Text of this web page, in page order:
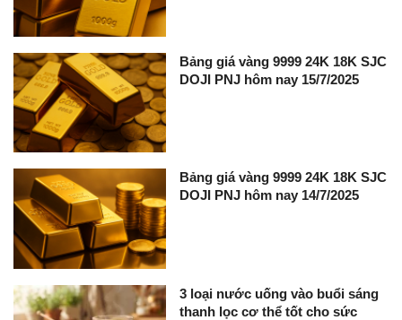
Bảng giá vàng 9999 24K 18K SJC
DOJI PNJ hôm nay 15/7/2025
Bảng giá vàng 9999 24K 18K SJC
DOJI PNJ hôm nay 14/7/2025
3 loại nước uống vào buổi sáng
thanh lọc cơ thể tốt cho sức